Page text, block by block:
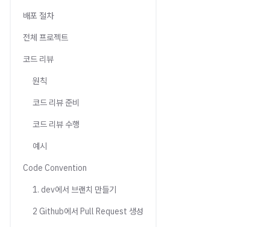
배포 절차
전체 프로젝트
코드 리뷰
원칙
코드 리뷰 준비
코드 리뷰 수행
예시
Code Convention
1. dev에서 브랜치 만들기
2 Github에서 Pull Request 생성